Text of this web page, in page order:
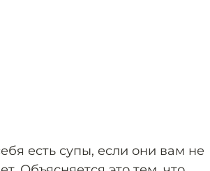
есть супы, если они вам не